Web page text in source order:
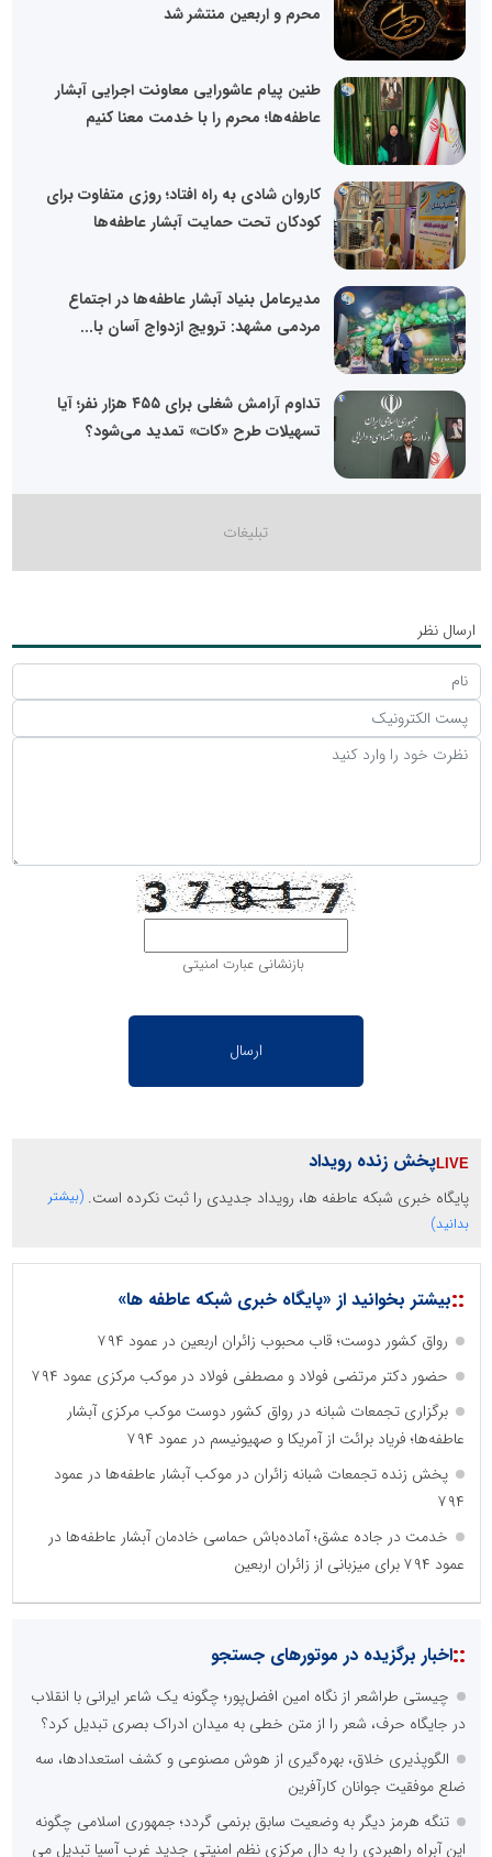
محرم و اربعین منتشر شد
طنین پیام عاشورایی معاونت اجرایی آبشار
عاطفه‌ها؛ محرم را با خدمت معنا کنیم
کاروان شادی به راه افتاد؛ روزی متفاوت برای
کودکان تحت حمایت آبشار عاطفه‌ها
مدیرعامل بنیاد آبشار عاطفه‌ها در اجتماع
مردمی مشهد: ترویج ازدواج آسان با...
تداوم آرامش شغلی برای ۴۵۵ هزار نفر؛ آیا
تسهیلات طرح «کات» تمدید می‌شود؟
ارسال نظر
بازنشانی عبارت امنیتی
پخش زنده رویداد
پایگاه خبری شبکه عاطفه ها، رویداد جدیدی را ثبت نکرده است. (بیشتر
بدانید)
::بیشتر بخوانید از «پایگاه خبری شبکه عاطفه ها»
رواق کشور دوست؛ قاب محبوب زائران اربعین در عمود ۷۹۴
حضور دکتر مرتضی فولاد و مصطفی فولاد در موکب مرکزی عمود ۷۹۴
برگزاری تجمعات شبانه در رواق کشور دوست موکب مرکزی آبشار
عاطفه‌ها؛ فریاد برائت از آمریکا و صهیونیسم در عمود ۷۹۴
پخش زنده تجمعات شبانه زائران در موکب آبشار عاطفه‌ها در عمود
۷۹۴
خدمت در جاده عشق؛ آماده‌باش حماسی خادمان آبشار عاطفه‌ها در
عمود ۷۹۴ برای میزبانی از زائران اربعین
::اخبار برگزیده در موتورهای جستجو
چیستی طراشعر از نگاه امین افضل‌پور؛ چگونه یک شاعر ایرانی با انقلاب
در جایگاه حرف، شعر را از متن خطی به میدان ادراک بصری تبدیل کرد؟
الگوپذیری خلاق، بهره‌گیری از هوش مصنوعی و کشف استعدادها، سه
ضلع موفقیت جوانان کارآفرین
تنگه هرمز دیگر به وضعیت سابق برنمی گردد؛ جمهوری اسلامی چگونه
این آبراه راهبردی را به دال مرکزی نظم امنیتی جدید غرب آسیا تبدیل می